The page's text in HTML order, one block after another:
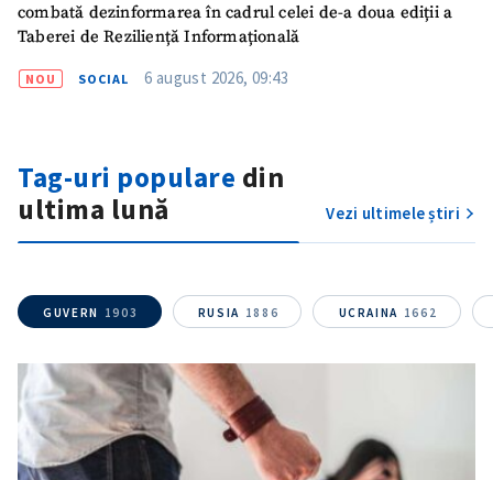
combată dezinformarea în cadrul celei de-a doua ediții a
Taberei de Reziliență Informațională
NOU SOCIAL 6 august 2026, 09:43
Tag-uri populare din
ultima lună
Vezi ultimele știri
GUVERN 1903 RUSIA 1886 UCRAINA 1662
Am citit și sunt de
acord cupolitica de